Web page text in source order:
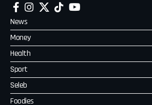
News
Money
Health
Sport
Seleb
Foodies